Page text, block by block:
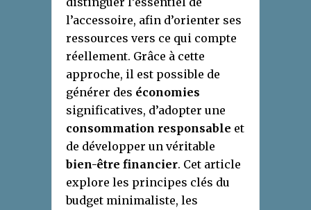
l’accessoire, afin d’orienter ses
ressources vers ce qui compte
réellement. Grâce à cette
approche, il est possible de
générer des économies
significatives, d’adopter une
consommation responsable et
de développer un véritable
bien-être financier. Cet article
explore les principes clés du
budget minimaliste, les